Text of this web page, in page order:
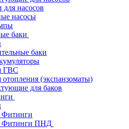
для насосов
насосы
баки
баки
ГВС
отопления (экспанзоматы)
для баков
Фитинги ПНД